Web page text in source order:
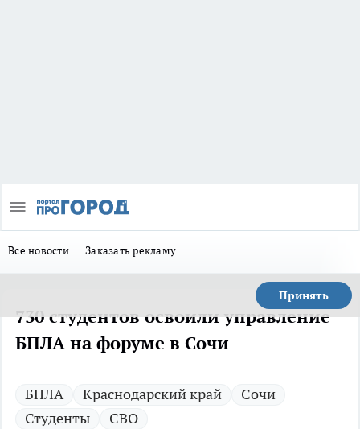
Все новости Заказать рекламу
Принять
730 студентов освоили управление
БПЛА на форуме в Сочи
БПЛА Краснодарский край
Сочи
Студенты
СВО